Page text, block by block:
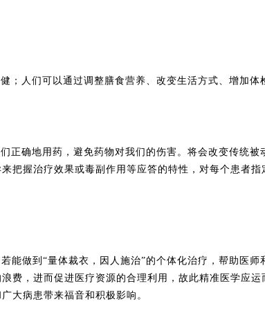
；人们可以通过调整膳食营养、改变生活方式、增加
正确地用药，避免药物对我们的伤害。将会改变传统
握治疗效果或毒副作用等应答的特性，对每个患者指
能做到“量体裁衣，因人施治”的个体化治疗，帮助医
费，进而促进医疗资源的合理利用，故此精准医学应
大病患带来福音和积极影响。